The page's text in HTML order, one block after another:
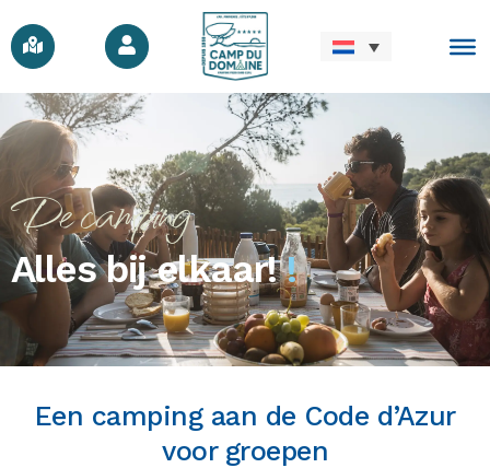
De camping
Alles bij elkaar!!
Een camping aan de Code d’Azur
voor groepen